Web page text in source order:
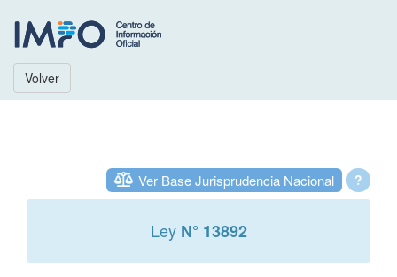
Volver
?
Ver Base Jurisprudencia Nacional
Ley N° 13892